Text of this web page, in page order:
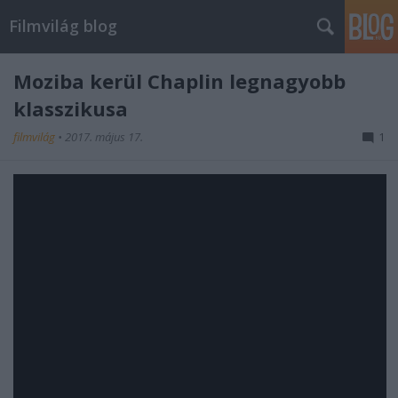
Filmvilág blog
Moziba kerül Chaplin legnagyobb
klasszikusa
filmvilág • 2017. május 17. 1